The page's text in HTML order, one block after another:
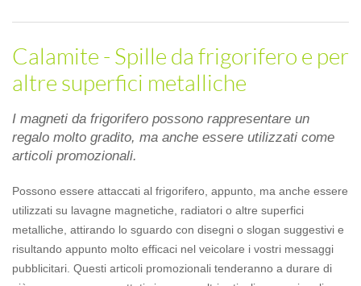
Calamite - Spille da frigorifero e per
altre superfici metalliche
I magneti da frigorifero possono rappresentare un
regalo molto gradito, ma anche essere utilizzati come
articoli promozionali.
Possono essere attaccati al frigorifero, appunto, ma anche essere
utilizzati su lavagne magnetiche, radiatori o altre superfici
metalliche, attirando lo sguardo con disegni o slogan suggestivi e
risultando appunto molto efficaci nel veicolare i vostri messaggi
pubblicitari. Questi articoli promozionali tenderanno a durare di